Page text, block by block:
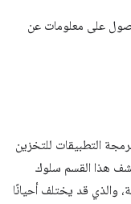
على معلومات عن
التطبيقات للتخزين
هذا القسم سلوك
والذي قد يختلف أحيانًا